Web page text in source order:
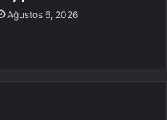
Ağustos 6, 2026